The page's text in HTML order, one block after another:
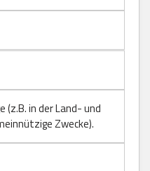
in der Land- und
Zwecke).